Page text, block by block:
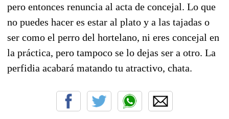
pero entonces renuncia al acta de concejal. Lo que
no puedes hacer es estar al plato y a las tajadas o
ser como el perro del hortelano, ni eres concejal en
la práctica, pero tampoco se lo dejas ser a otro. La
perfidia acabará matando tu atractivo, chata.